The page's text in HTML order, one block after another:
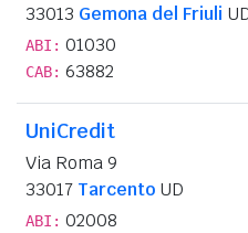
33013 Gemona del Friuli
ABI: 01030
CAB: 63882
UniCredit
Via Roma 9
33017 Tarcento UD
ABI: 02008